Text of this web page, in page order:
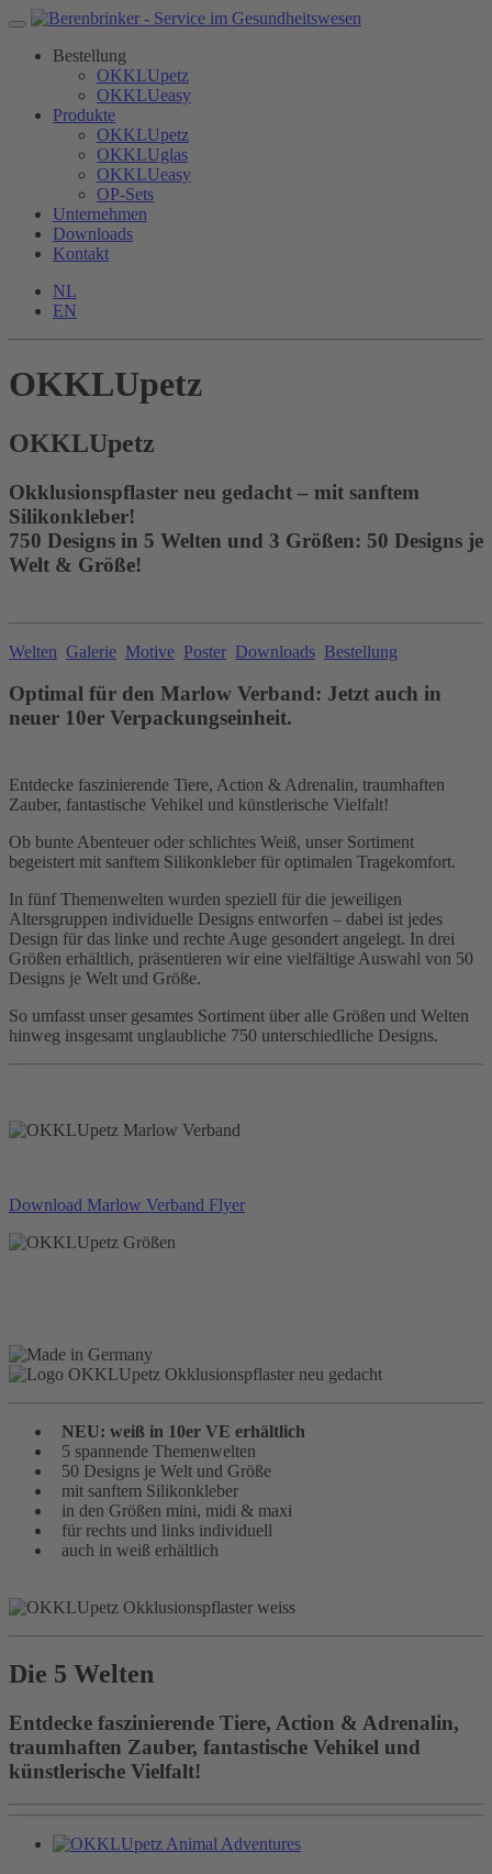
Bestellung
OKKLUpetz
OKKLUeasy
Produkte
OKKLUpetz
OKKLUglas
OKKLUeasy
OP-Sets
Unternehmen
Downloads
Kontakt
NL
EN
OKKLUpetz
OKKLUpetz
Okklusionspflaster neu gedacht – mit sanftem
Silikonkleber!
750 Designs in 5 Welten und 3 Größen: 50 Designs je
Welt & Größe!
Welten Galerie Motive Poster Downloads Bestellung
Optimal für den Marlow Verband: Jetzt auch in
neuer 10er Verpackungseinheit.
Entdecke faszinierende Tiere, Action & Adrenalin, traumhaften
Zauber, fantastische Vehikel und künstlerische Vielfalt!
Ob bunte Abenteuer oder schlichtes Weiß, unser Sortiment
begeistert mit sanftem Silikonkleber für optimalen Tragekomfort.
In fünf Themenwelten wurden speziell für die jeweiligen
Altersgruppen individuelle Designs entworfen – dabei ist jedes
Design für das linke und rechte Auge gesondert angelegt. In drei
Größen erhältlich, präsentieren wir eine vielfältige Auswahl von 50
Designs je Welt und Größe.
So umfasst unser gesamtes Sortiment über alle Größen und Welten
hinweg insgesamt unglaubliche 750 unterschiedliche Designs.
Download Marlow Verband Flyer
NEU: weiß in 10er VE erhältlich
5 spannende Themenwelten
50 Designs je Welt und Größe
mit sanftem Silikonkleber
in den Größen mini, midi & maxi
für rechts und links individuell
auch in weiß erhältlich
Die 5 Welten
Entdecke faszinierende Tiere, Action & Adrenalin,
traumhaften Zauber, fantastische Vehikel und
künstlerische Vielfalt!